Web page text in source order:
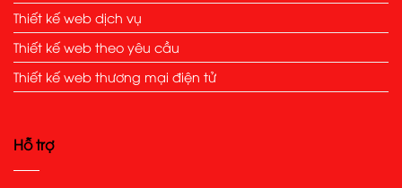
Thiết kế web dịch vụ
Thiết kế web theo yêu cầu
Thiết kế web thương mại điện tử
Hỗ trợ